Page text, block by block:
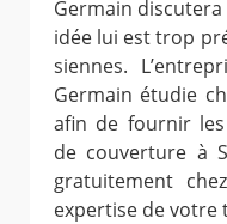
Germain discutera
idée lui est trop
siennes.
Germain étudie
afin de fournir les
de couverture à
gratuitement
expertise de votre